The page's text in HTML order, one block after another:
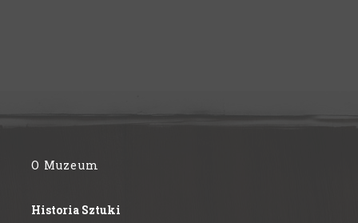
O Muzeum
Historia Sztuki